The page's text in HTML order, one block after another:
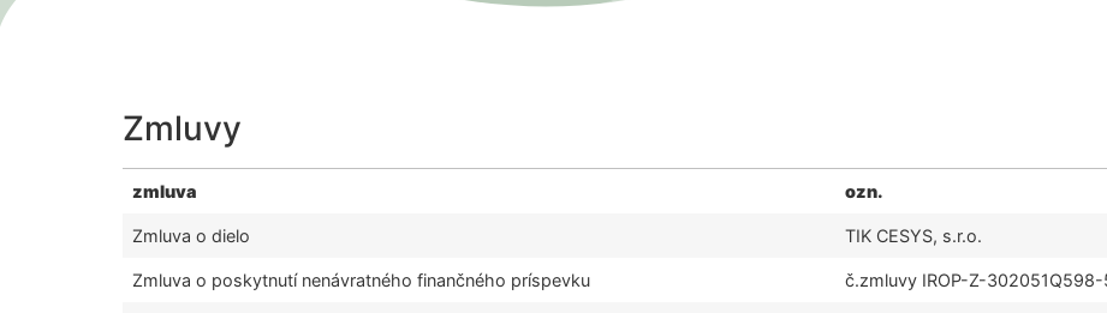
Zmluvy
zmluva ozn.
Zmluva o dielo TIK CESYS, s.r.o.
Zmluva o poskytnutí nenávratného finančného príspevku č.zmluvy IROP-Z-